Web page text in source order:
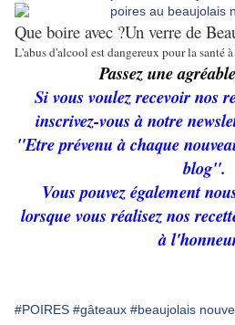
Que boire avec ?Un verre de
L'abus d'alcool est dangereux pour la santé
Passez une
Si vous voulez recevoir nos
inscrivez-vous à notre
"Etre prévenu à chaque
blog".
Vous pouvez également
lorsque vous réalisez nos
à
#POIRES #gâteaux #beaujolais